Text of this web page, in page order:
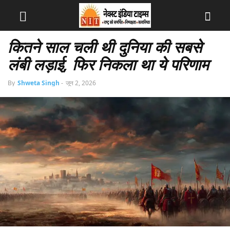
कितने साल चली थी दुनिया की सबसे
लंबी लड़ाई, फिर निकला था ये परिणाम
By Shweta Singh - जून 2, 2026